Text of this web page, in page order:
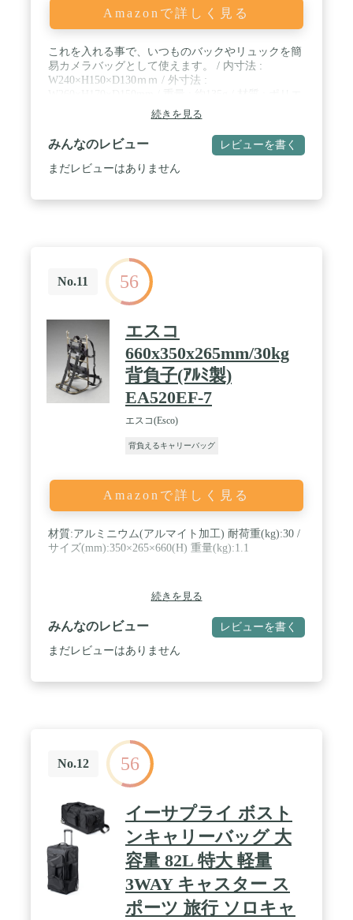
Amazonで詳しく見る
これを入れる事で、いつものバックやリュックを簡
易カメラバッグとして使えます。 / 内寸法 :
W240×H150×D130ｍｍ / 外寸法 :
ステル / 付属品:中仕切りパッド×2
続きを見る
みんなのレビュー レビューを書く
まだレビューはありません
No.11 56
エスコ
660x350x265mm/30kg
背負子(ｱﾙﾐ製)
EA520EF-7
エスコ(Esco)
背負えるキャリーバッグ
Amazonで詳しく見る
材質:アルミニウム(アルマイト加工) 耐荷重(kg):30 /
サイズ(mm):350×265×660(H) 重量(kg):1.1
続きを見る
みんなのレビュー レビューを書く
まだレビューはありません
No.12 56
イーサプライ ボスト
ンキャリーバッグ 大
容量 82L 特大 軽量
3WAY キャスター ス
ポーツ 旅行 ソロキャ